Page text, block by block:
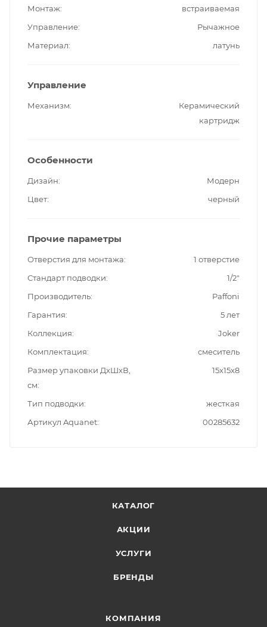
Монтаж
встраиваемая
Управление
Рычажное
Материал
латунь
Управление
Механизм
Керамический
картридж
Особенности
Дизайн
Модерн
Цвет
черный
Прочие параметры
Отверстия для монтажа
1 отверстие
Стандарт подводки
1/2"
Производитель
Paffoni
Гарантия
5 лет
Коллекция
Joker
Комплектация
смеситель
Размер упаковки ДxШxВ,
см
15x15x8
Тип подводки
жесткая
Артикул Aquanet
00285632
КАТАЛОГ
АКЦИИ
УСЛУГИ
БРЕНДЫ
КОМПАНИЯ